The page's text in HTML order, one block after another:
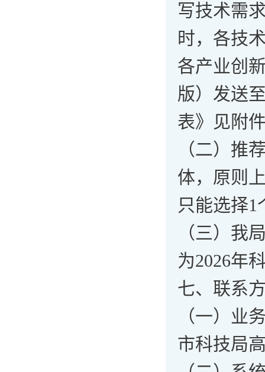
写技术需
时，各技
各产业创
版）发送
表》见附
（二）推
体，原则
只能选择1
（三）我
为2026年
七、联系
（一）业
市科技局